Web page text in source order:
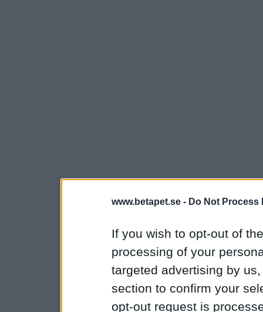
www.betapet.se - Do Not Process
If you wish to opt-out of
processing of your
targeted advertising by
section to confirm your
opt-out request is